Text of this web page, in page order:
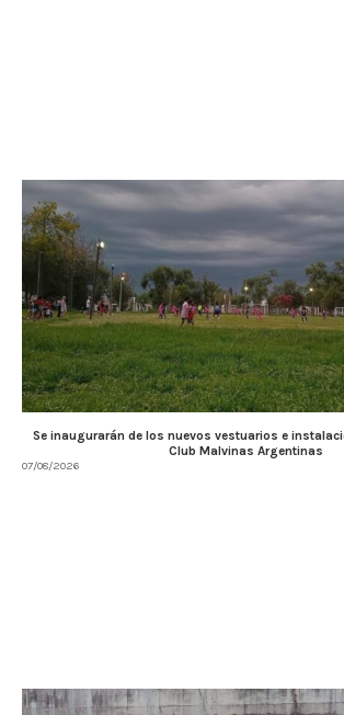
Se inaugurarán de los nuevos vestuarios e
Club Malvinas Argentinas
07/08/2026